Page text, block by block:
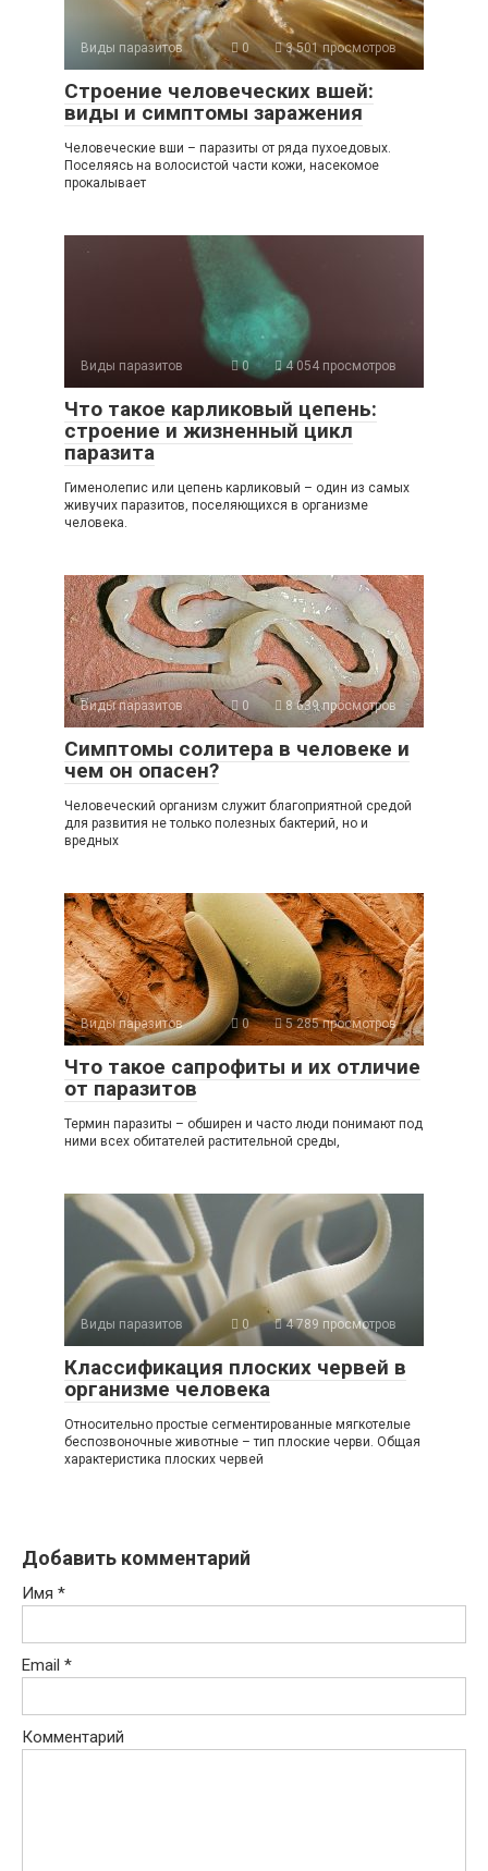
Виды паразитов 0 3 501 просмотров
Строение человеческих вшей:
виды и симптомы заражения
Человеческие вши – паразиты от ряда пухоедовых.
Поселяясь на волосистой части кожи, насекомое
прокалывает
Виды паразитов 0 4 054 просмотров
Что такое карликовый цепень:
строение и жизненный цикл
паразита
Гименолепис или цепень карликовый – один из самых
живучих паразитов, поселяющихся в организме
человека.
Виды паразитов 0 8 639 просмотров
Симптомы солитера в человеке и
чем он опасен?
Человеческий организм служит благоприятной средой
для развития не только полезных бактерий, но и
вредных
Виды паразитов 0 5 285 просмотров
Что такое сапрофиты и их отличие
от паразитов
Термин паразиты – обширен и часто люди понимают под
ними всех обитателей растительной среды,
Виды паразитов 0 4 789 просмотров
Классификация плоских червей в
организме человека
Относительно простые сегментированные мягкотелые
беспозвоночные животные – тип плоские черви. Общая
характеристика плоских червей
Добавить комментарий
Имя *
Email *
Комментарий